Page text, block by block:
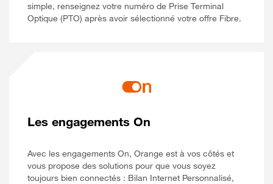
simple, renseignez votre numéro de Prise Terminal
Optique (PTO) après avoir sélectionné votre offre Fibre.
Les engagements On
Avec les engagements On, Orange est à vos côtés et
vous propose des solutions pour que vous soyez
toujours bien connectés : Bilan Internet Personnalisé,